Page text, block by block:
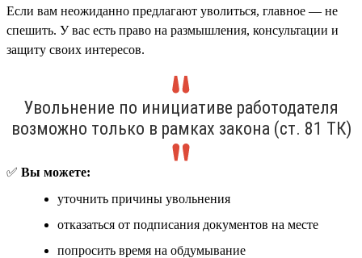
Если вам неожиданно предлагают уволиться, главное — не
спешить. У вас есть право на размышления, консультации и
защиту своих интересов.
Увольнение по инициативе работодателя
возможно только в рамках закона (ст. 81 ТК)
✅ Вы можете:
уточнить причины увольнения
отказаться от подписания документов на месте
попросить время на обдумывание